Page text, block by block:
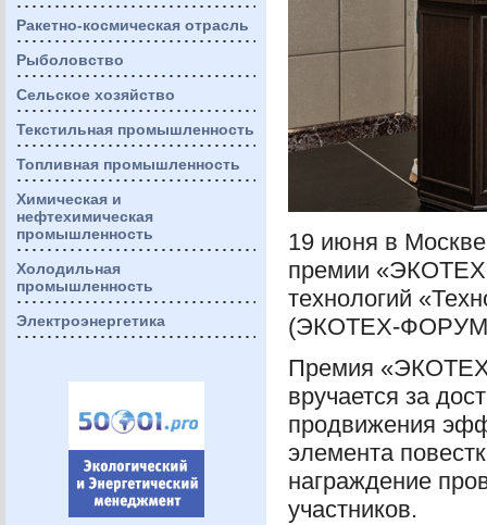
Ракетно-космическая отрасль
Рыболовство
Сельское хозяйство
Текстильная промышленность
Топливная промышленность
Химическая и
нефтехимическая
промышленность
Холодильная
промышленность
Электроэнергетика
19 июня в
премии
технологий
(ЭКОТЕХ-ФОРУМ
Премия
вручается за
продвижения
элемента
награждение
участников.